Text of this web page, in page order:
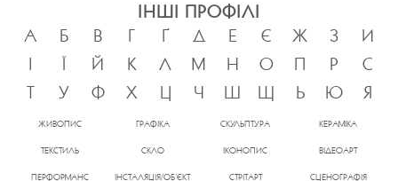
ІНШІ ПРОФІЛІ
А
Б В Г Ґ Д Е Є Ж З
И
І
Ї Й К Л М Н О П Р
С
Т
У Ф Х Ц Ч Ш Щ Ь Ю Я
ЖИВОПИС ГРАФІКА СКУЛЬПТУРА КЕРАМІКА
ТЕКСТИЛЬ СКЛО ІКОНОПИС ВІДЕОАРТ
ПЕРФОРМАНС ІНСТАЛЯЦІЯ/ОБ’ЄКТ СТРІТАРТ СЦЕНОГРАФІЯ